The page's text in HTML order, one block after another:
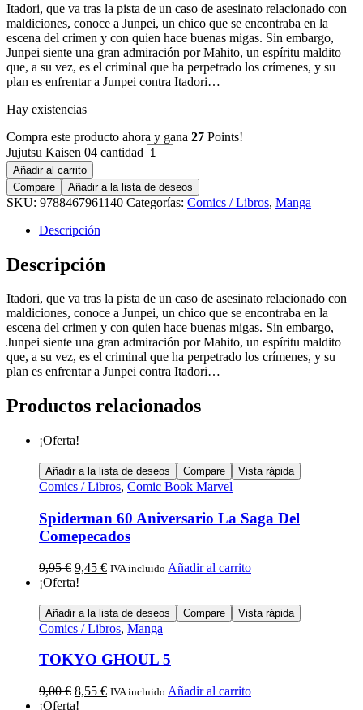
Itadori, que va tras la pista de un caso de asesinato relacionado con
maldiciones, conoce a Junpei, un chico que se encontraba en la
escena del crimen y con quien hace buenas migas. Sin embargo,
Junpei siente una gran admiración por Mahito, un espíritu maldito
que, a su vez, es el criminal que ha perpetrado los crímenes, y su
plan es enfrentar a Junpei contra Itadori…
Hay existencias
Compra este producto ahora y gana 27 Points!
Jujutsu Kaisen 04 cantidad
Añadir al carrito
Compare
Añadir a la lista de deseos
SKU: 9788467961140 Categorías: Comics / Libros, Manga
Descripción
Descripción
Itadori, que va tras la pista de un caso de asesinato relacionado con
maldiciones, conoce a Junpei, un chico que se encontraba en la
escena del crimen y con quien hace buenas migas. Sin embargo,
Junpei siente una gran admiración por Mahito, un espíritu maldito
que, a su vez, es el criminal que ha perpetrado los crímenes, y su
plan es enfrentar a Junpei contra Itadori…
Productos relacionados
¡Oferta!
Añadir a la lista de deseos Compare Vista rápida
Comics / Libros, Comic Book Marvel
Spiderman 60 Aniversario La Saga Del
Comepecados
9,95€ 9,45 € IVA incluido Añadir al carrito
¡Oferta!
Añadir a la lista de deseos Compare Vista rápida
Comics / Libros, Manga
TOKYO GHOUL 5
9,00€ 8,55 € IVA incluido Añadir al carrito
¡Oferta!